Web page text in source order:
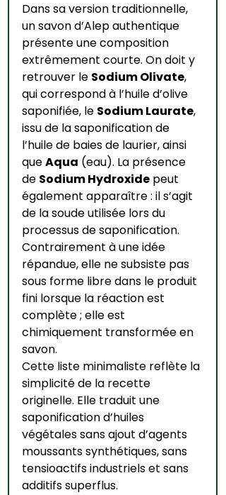
Dans sa version traditionnelle,
un savon d’Alep authentique
présente une composition
extrêmement courte. On doit y
retrouver le Sodium Olivate,
qui correspond à l’huile d’olive
saponifiée, le Sodium Laurate,
issu de la saponification de
l’huile de baies de laurier, ainsi
que Aqua (eau). La présence
de Sodium Hydroxide peut
également apparaître : il s’agit
de la soude utilisée lors du
processus de saponification.
Contrairement à une idée
répandue, elle ne subsiste pas
sous forme libre dans le produit
fini lorsque la réaction est
complète ; elle est
chimiquement transformée en
savon.
Cette liste minimaliste reflète la
simplicité de la recette
originelle. Elle traduit une
saponification d’huiles
végétales sans ajout d’agents
moussants synthétiques, sans
tensioactifs industriels et sans
additifs superflus.